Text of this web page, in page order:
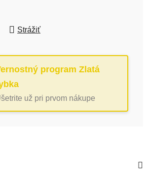
Strážiť
program Zlatá
už pri prvom nákupe